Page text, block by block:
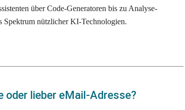
über Code-Generatoren bis zu Analyse-
Spektrum nützlicher KI-Technologien.
lieber eMail-Adresse?